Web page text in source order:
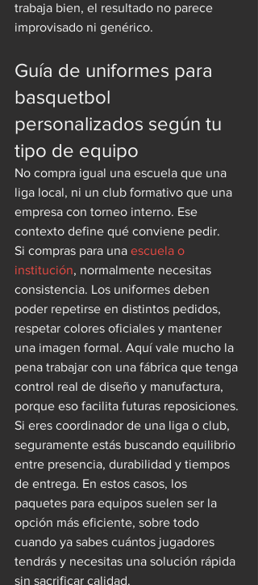
trabaja bien, el resultado no parece
improvisado ni genérico.
Guía de uniformes para
basquetbol
personalizados según tu
tipo de equipo
No compra igual una escuela que una
liga local, ni un club formativo que una
empresa con torneo interno. Ese
contexto define qué conviene pedir.
Si compras para una escuela o
institución, normalmente necesitas
consistencia. Los uniformes deben
poder repetirse en distintos pedidos,
respetar colores oficiales y mantener
una imagen formal. Aquí vale mucho la
pena trabajar con una fábrica que tenga
control real de diseño y manufactura,
porque eso facilita futuras reposiciones.
Si eres coordinador de una liga o club,
seguramente estás buscando equilibrio
entre presencia, durabilidad y tiempos
de entrega. En estos casos, los
paquetes para equipos suelen ser la
opción más eficiente, sobre todo
cuando ya sabes cuántos jugadores
tendrás y necesitas una solución rápida
sin sacrificar calidad.